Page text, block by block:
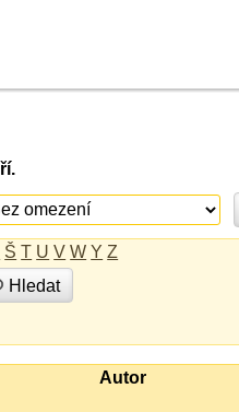
Š T U V W Y Z
Hledat
Autor